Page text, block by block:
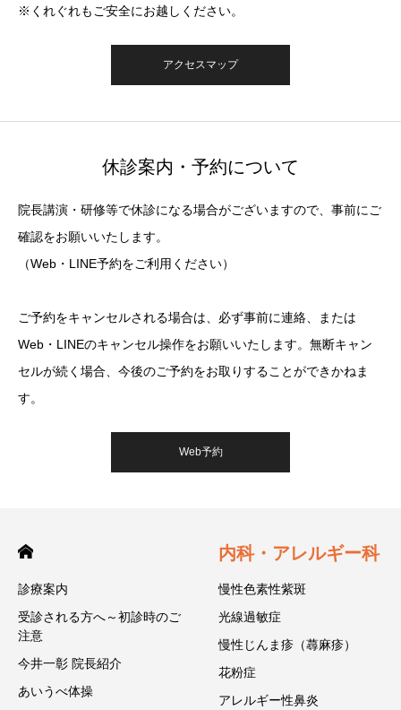
※くれぐれもご安全にお越しください。
アクセスマップ
休診案内・予約について
院長講演・研修等で休診になる場合がございますので、事前にご
確認をお願いいたします。
（Web・LINE予約をご利用ください）
ご予約をキャンセルされる場合は、必ず事前に連絡、または
Web・LINEのキャンセル操作をお願いいたします。無断キャン
セルが続く場合、今後のご予約をお取りすることができかねま
す。
Web予約
診療案内
受診される方へ～初診時のご
注意
今井一彰 院長紹介
あいうべ体操
内科・アレルギー科
慢性色素性紫斑
光線過敏症
慢性じんま疹（蕁麻疹）
花粉症
アレルギー性鼻炎